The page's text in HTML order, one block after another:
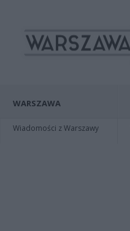
WARSZAWA
Wiadomości z Warszawy